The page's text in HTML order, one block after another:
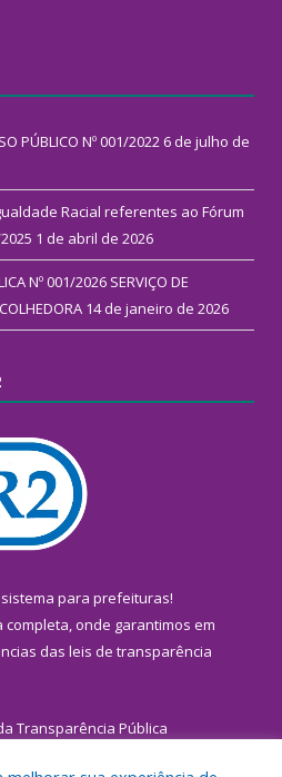
PÚBLICO Nº 001/2022 6 de julho de
Racial referentes ao Fórum
1 de abril de 2026
Nº 001/2026 SERVIÇO DE
14 de janeiro de 2026
sistema para prefeituras!
completa, onde garantimos em
das leis de transparência
Transparência Pública